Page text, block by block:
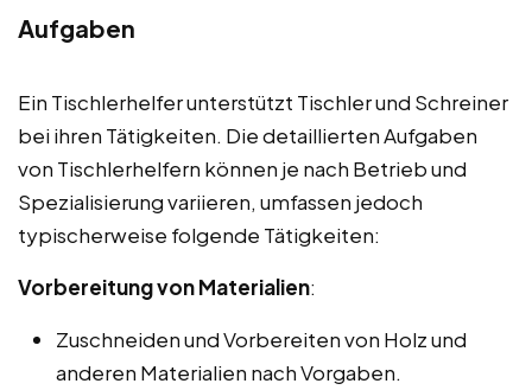
Aufgaben
Ein Tischlerhelfer unterstützt Tischler und Schreiner
bei ihren Tätigkeiten. Die detaillierten Aufgaben
von Tischlerhelfern können je nach Betrieb und
Spezialisierung variieren, umfassen jedoch
typischerweise folgende Tätigkeiten:
Vorbereitung von Materialien:
Zuschneiden und Vorbereiten von Holz und
anderen Materialien nach Vorgaben.